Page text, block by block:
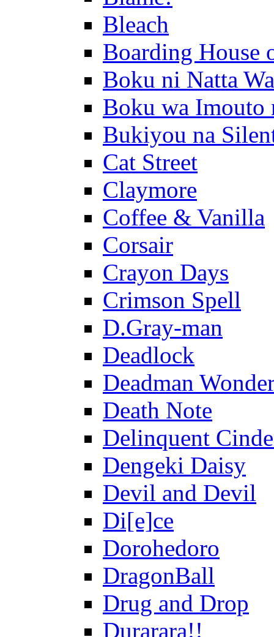
Bleach
Boarding House
Boku ni Natta
Boku wa
Bukiyou na
Cat Street
Claymore
Coffee & Vanilla
Corsair
Crayon Days
Crimson Spell
D.Gray-man
Deadlock
Deadman
Death Note
Delinquent
Dengeki Daisy
Devil and Devil
Di[e]ce
Dorohedoro
DragonBall
Drug and Drop
Durarara!!